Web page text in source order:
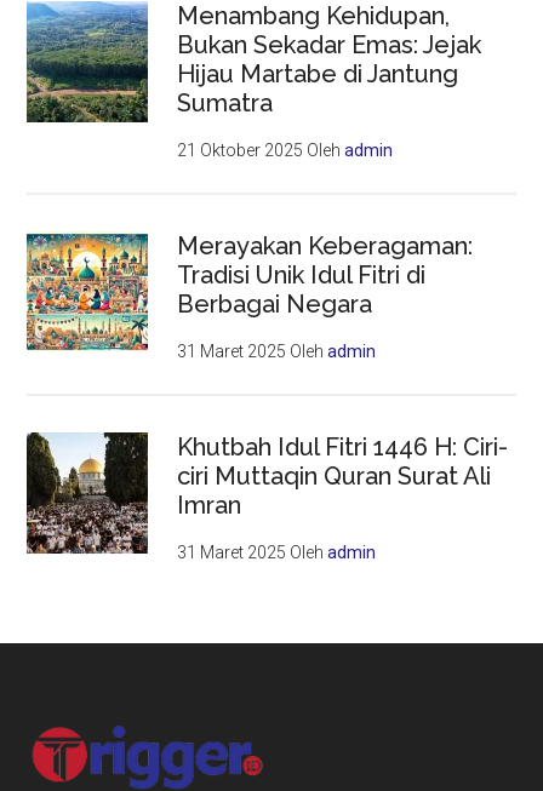
Menambang Kehidupan,
Bukan Sekadar Emas: Jejak
Hijau Martabe di Jantung
Sumatra
21 Oktober 2025 Olehadmin
Merayakan Keberagaman:
Tradisi Unik Idul Fitri di
Berbagai Negara
31 Maret 2025 Olehadmin
Khutbah Idul Fitri 1446 H: Ciri-
ciri Muttaqin Quran Surat Ali
Imran
31 Maret 2025 Olehadmin
Footer